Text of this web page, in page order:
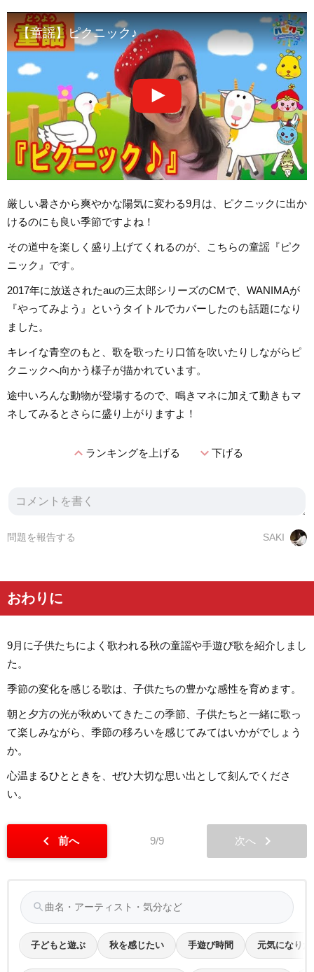
【童謡】ピクニック♪
厳しい暑さから爽やかな陽気に変わる9月は、ピクニックに出か
けるのにも良い季節ですよね！
その道中を楽しく盛り上げてくれるのが、こちらの童謡『ピク
ニック』です。
2017年に放送されたauの三太郎シリーズのCMで、WANIMAが
『やってみよう』というタイトルでカバーしたのも話題になり
ました。
キレイな青空のもと、歌を歌ったり口笛を吹いたりしながらピ
クニックへ向かう様子が描かれています。
途中いろんな動物が登場するので、鳴きマネに加えて動きもマ
ネしてみるとさらに盛り上がりますよ！
expand_lessランキングを上げる expand_more下げる
SAKI
問題を報告する
おわりに
9月に子供たちによく歌われる秋の童謡や手遊び歌を紹介しまし
た。
季節の変化を感じる歌は、子供たちの豊かな感性を育めます。
朝と夕方の光が秋めいてきたこの季節、子供たちと一緒に歌っ
て楽しみながら、季節の移ろいを感じてみてはいかがでしょう
か。
心温まるひとときを、ぜひ大切な思い出として刻んでくださ
い。
chevron_left 前へ 9/9 次へ chevron_right
search
子どもと遊ぶ 秋を感じたい 手遊び時間 元気になりた